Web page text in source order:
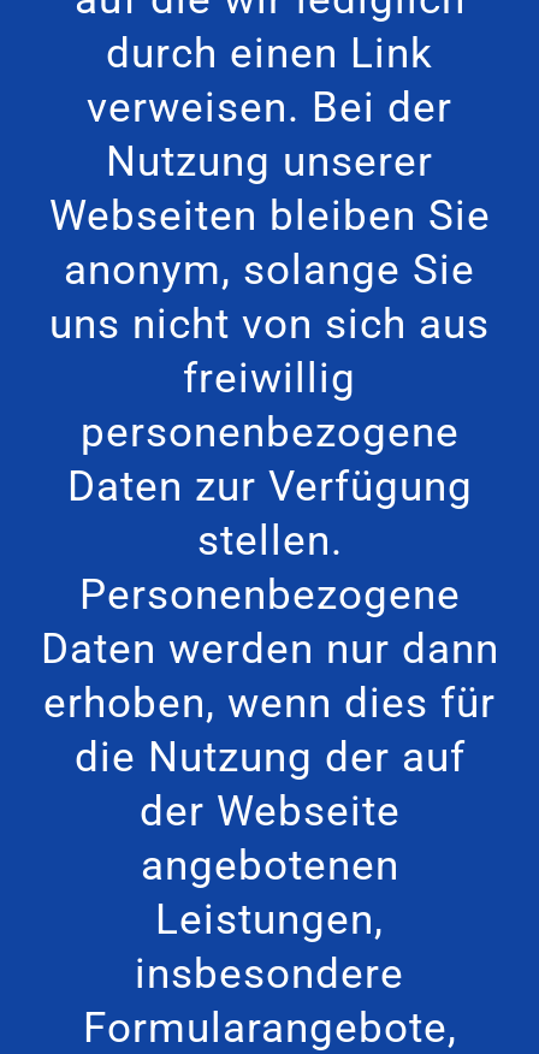
durch einen Link
verweisen. Bei der
Nutzung unserer
Webseiten bleiben Sie
anonym, solange Sie
uns nicht von sich aus
freiwillig
personenbezogene
Daten zur Verfügung
stellen.
Personenbezogene
Daten werden nur dann
erhoben, wenn dies für
die Nutzung der auf
der Webseite
angebotenen
Leistungen,
insbesondere
Formularangebote,